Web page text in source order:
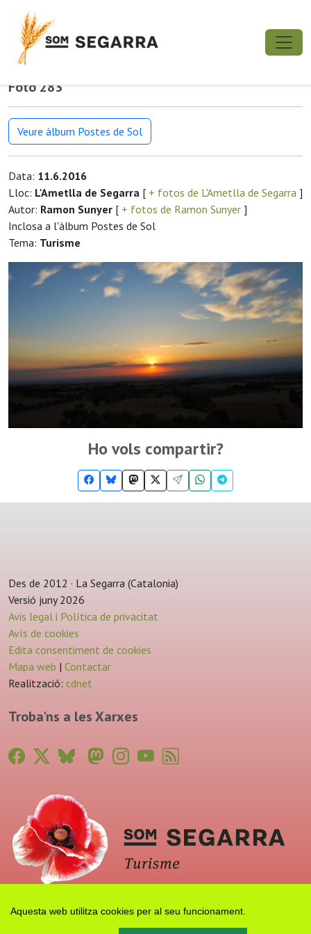
Aquesta web utilitza cookies per al seu funcionament.
Foto 283
Veure àlbum Postes de Sol
Data: 11.6.2016
Lloc: L'Ametlla de Segarra [ + fotos de L'Ametlla de Segarra ]
Autor: Ramon Sunyer [ + fotos de Ramon Sunyer ]
Inclosa a l'àlbum Postes de Sol
Tema: Turisme
Ho vols compartir?
Des de 2012 · La Segarra (Catalonia)
Versió juny 2026
Avis legal i Política de privacitat
Avís de cookies
Edita consentiment de cookies
Mapa web | Contactar
Realització: cdnet
Troba'ns a les Xarxes